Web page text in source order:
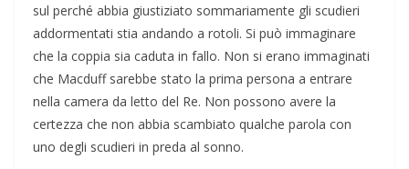
sul perché abbia giustiziato sommariamente gli scudieri
addormentati stia andando a rotoli. Si può immaginare
che la coppia sia caduta in fallo. Non si erano immaginati
che Macduff sarebbe stato la prima persona a entrare
nella camera da letto del Re. Non possono avere la
certezza che non abbia scambiato qualche parola con
uno degli scudieri in preda al sonno.